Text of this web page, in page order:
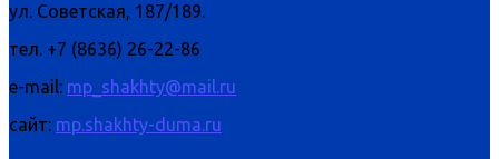
ул. Советская, 187/189.
тел. +7 (8636) 26-22-86
e-mail: mp_shakhty@mail.ru
сайт: mp.shakhty-duma.ru